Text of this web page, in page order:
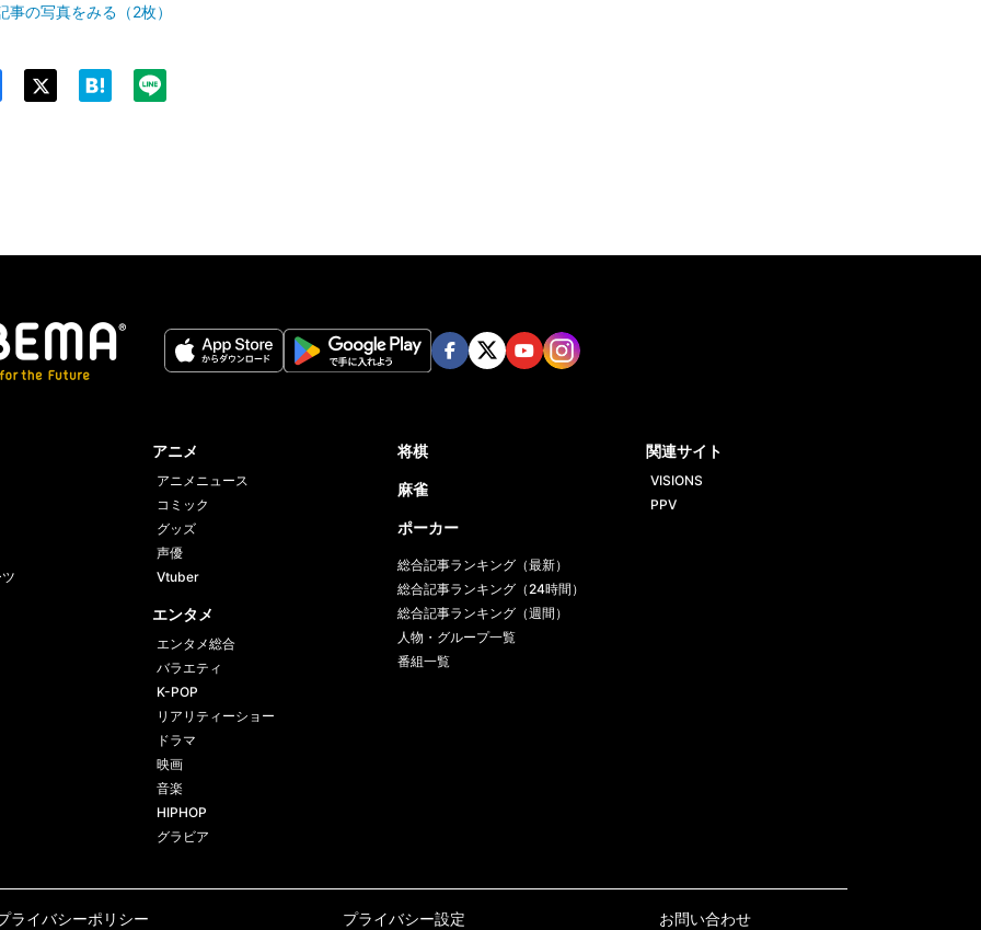
事の写真をみる（2枚）
アニメ
アニメニュース
コミック
グッズ
声優
Vtuber
エンタメ
エンタメ総合
バラエティ
K-POP
リアリティーショー
ドラマ
映画
音楽
HIPHOP
グラビア
将棋
麻雀
ポーカー
総合記事ランキング（最新）
総合記事ランキング（24時間）
総合記事ランキング（週間）
人物・グループ一覧
番組一覧
関連サイト
VISIONS
PPV
ライバシーポリシー プライバシー設定 お問い合わせ